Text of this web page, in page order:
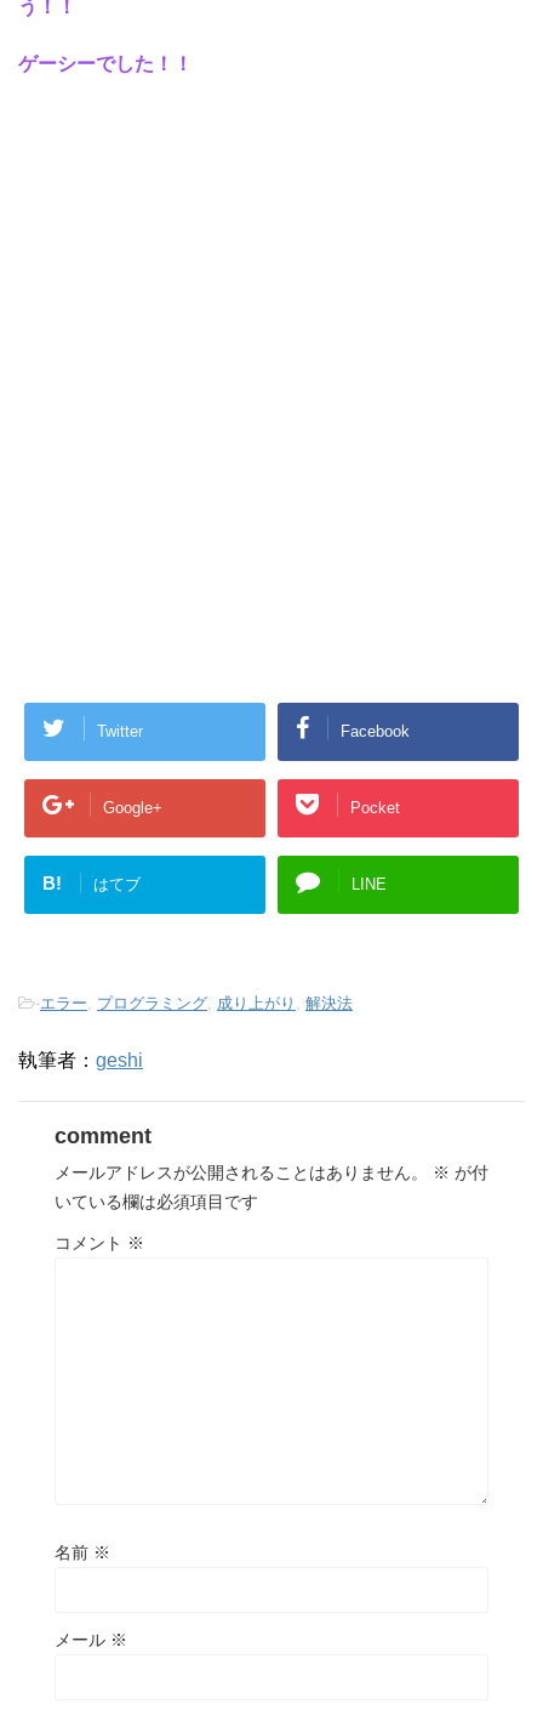
う！！
ゲーシーでした！！
Twitter Facebook
Google+ Pocket
B! はてブ LINE
-エラー プログラミング 成り上がり 解決法
執筆者： geshi
comment
メールアドレスが公開されることはありません。 ※ が付
いている欄は必須項目です
コメント ※
名前 ※
メール ※